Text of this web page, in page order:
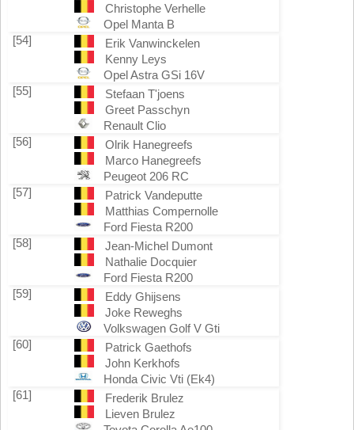
Christophe Verhelle
Opel Manta B
[54]
Erik Vanwinckelen
Kenny Leys
Opel Astra GSi 16V
[55]
Stefaan T'joens
Greet Passchyn
Renault Clio
[56]
Olrik Hanegreefs
Marco Hanegreefs
Peugeot 206 RC
[57]
Patrick Vandeputte
Matthias Compernolle
Ford Fiesta R200
[58]
Jean-Michel Dumont
Nathalie Docquier
Ford Fiesta R200
[59]
Eddy Ghijsens
Joke Reweghs
Volkswagen Golf V Gti
[60]
Patrick Gaethofs
John Kerkhofs
Honda Civic Vti (Ek4)
[61]
Frederik Brulez
Lieven Brulez